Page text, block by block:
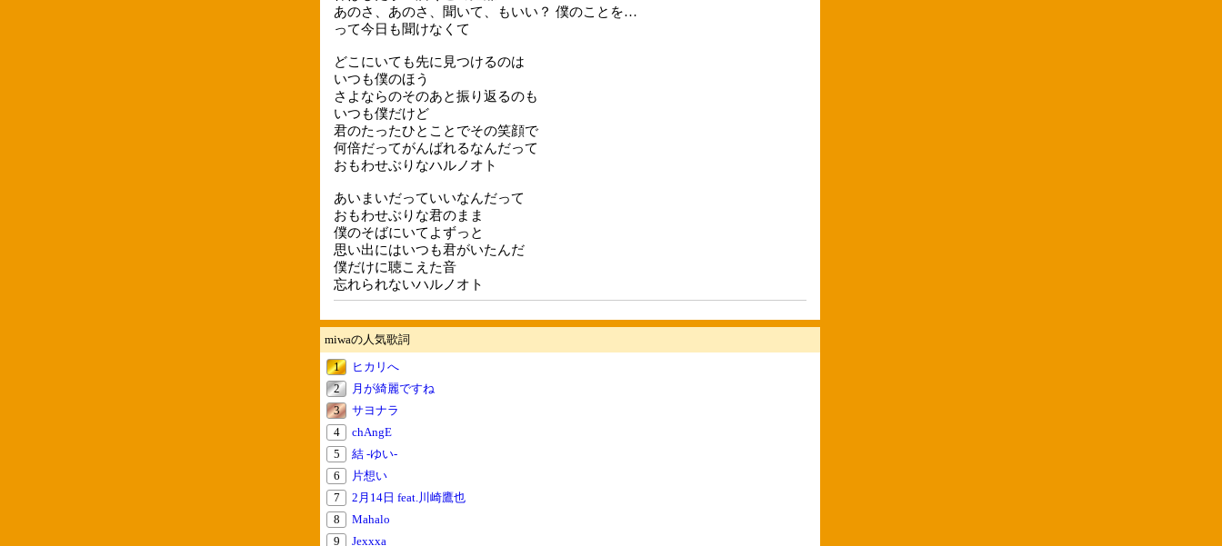
あのさ、あのさ、聞いて、もいい？ 僕のことを…
って今日も聞けなくて
どこにいても先に見つけるのは
いつも僕のほう
さよならのそのあと振り返るのも
いつも僕だけど
君のたったひとことでその笑顔で
何倍だってがんばれるなんだって
おもわせぶりなハルノオト
あいまいだっていいなんだって
おもわせぶりな君のまま
僕のそばにいてよずっと
思い出にはいつも君がいたんだ
僕だけに聴こえた音
忘れられないハルノオト
miwaの人気歌詞
1
ヒカリへ
2
月が綺麗ですね
3
サヨナラ
4
chAngE
5
結 -ゆい-
6
片想い
7
2月14日 feat.川崎鷹也
8
Mahalo
9
Jexxxa